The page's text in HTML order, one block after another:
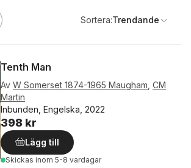
Sortera:Trendande
Tenth Man
Av W Somerset 1874-1965 Maugham CM
Martin
Inbunden, Engelska, 2022
398 kr
Lägg till
Skickas inom 5-8 vardagar